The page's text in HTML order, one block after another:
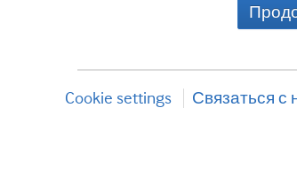
Cookie settings Связаться с